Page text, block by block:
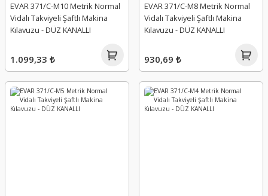
EVAR 371/C-M10 Metrik Normal
Vidalı Takviyeli Şaftlı Makina
Kılavuzu - DÜZ KANALLI
1.099,33 ₺
EVAR 371/C-M8 Metrik Normal
Vidalı Takviyeli Şaftlı Makina
Kılavuzu - DÜZ KANALLI
930,69 ₺